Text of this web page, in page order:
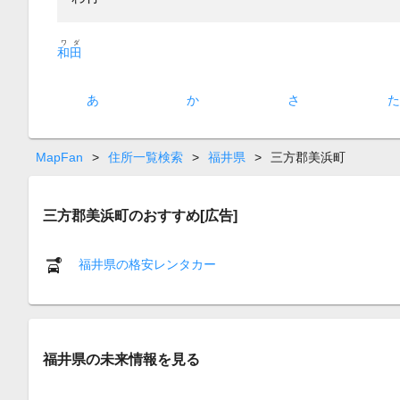
和田
ワダ
あ か さ た
MapFan > 住所一覧検索 > 福井県 > 三方郡美浜町
三方郡美浜町のおすすめ[広告]
福井県の格安レンタカー
福井県の未来情報を見る